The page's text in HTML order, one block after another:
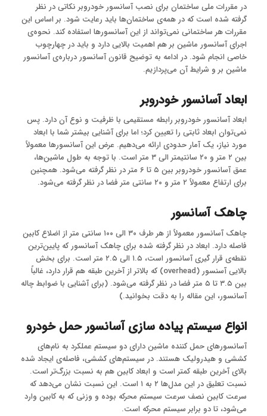
در مقررات ملی ساختمان برای نصب آسانسور خودروبر نکاتی در نظر
گرفته شده است که در همه‌ی ساختمان‌ها باید رعایت شود. بر اساس این
مقررات هر ساختمانی نمی‌تواند از این آسانسورها استفاده کند. نحوه‌ی
اجرای آسانسور ماشین بر هم اهمیت بالایی دارد و باید در چهارچوب
خاصی انجام شود. در ادامه به توضیح قانون آسانسور درباره‌ی آسانسور
ماشین بر و شرایط آن می‌پردازیم.
ابعاد آسانسور خودروبر
ابعاد آسانسور خودروبر رابطه مستقیمی با ظرفیت و نوع آن دارد. پس
نمی‌توان ابعاد ثابتی را تعیین کرد؛ اما برای آشنایی بیشتر شما با ابعاد
مورد نیاز، یک آمار حدودی ارائه می‌دهیم. عرض این آسانسورها معمولاً
بین ۲ متر و ۲۰ سانتیمتر الی ۳ متر است. با توجه به طول ماشین‌ها،
عمق آسانسور خودروبر بین ۵ تا ۶ متر در نظر گرفته می‌شود. همچنین
برای ارتفاع معمولاً ۲ متر و ۲۰ سانتی متر فضا در نظر گرفته می‌شود.
چاهک آسانسور
چاهک آسانسور معمولاً از هر طرف ۳۰ الی ۱۰۰ سانتی متر از اضلاع کابین
فاصله دارد. ابعاد در نظر گرفته شده برای چاهک آسانسور که پایین‌ترین
نقطه‌ی قرار گیری آسانسور است، ۱.۵ الی ۲.۵ متر است. برای بخش
بالایی آسنسور (overhead) که بالاتر از آخرین طبقه هم قرار دارد، غالباً
بین ۳.۵ تا ۵ متر فضا در نظر گرفته می‌شود. (برای آشنایی با ضوابط چاله
آسانسور، این مقاله را به دقت بخوانید.)
انواع سیستم پیاده سازی آسانسور حمل خودرو
آسانسورهای حمل کننده ماشین دارای دو سیستم عملکرد به نام‌های
کششی و هیدرولیک هستند. در سیستم‌های کششی، فاصله‌ی ایجاد شده
بالای آخرین طبقه کمتر است و ابعاد کابین هم به نسبت بزرگ‌تر است.
نسبت تعلیق در این مدل‌ها ۲ به ۱ است. این نسبت نشان می‌دهد که
سرعت کابین نصف سرعت سیستم محرکه بوده و وزنی که به کابین وارد
می‌شود، تا دو برابر سیستم محرکه است.